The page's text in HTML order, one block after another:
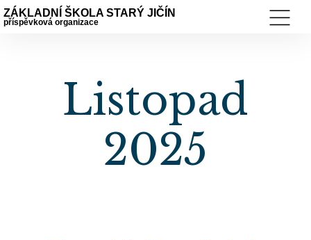
ZÁKLADNÍ ŠKOLA STARÝ JIČÍN
příspěvková organizace
Listopad
2025